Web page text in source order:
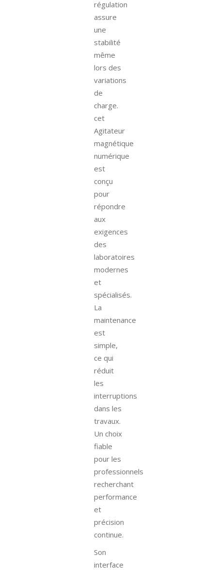
régulation
assure
une
stabilité
même
lors des
variations
de
charge.
cet
Agitateur
magnétique
numérique
est
conçu
pour
répondre
aux
exigences
des
laboratoires
modernes
et
spécialisés.
La
maintenance
est
simple,
ce qui
réduit
les
interruptions
dans les
travaux.
Un choix
fiable
pour les
professionnels
recherchant
performance
et
précision
continue.
Son
interface